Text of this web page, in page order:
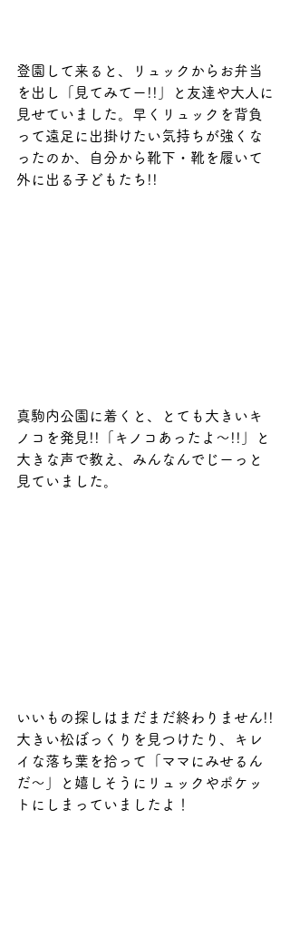
登園して来ると、リュックからお弁当
を出し「見てみてー!!」と友達や大人に
見せていました。早くリュックを背負
って遠足に出掛けたい気持ちが強くな
ったのか、自分から靴下・靴を履いて
外に出る子どもたち!!
真駒内公園に着くと、とても大きいキ
ノコを発見!!「キノコあったよ～!!」と
大きな声で教え、みんなんでじーっと
見ていました。
いいもの探しはまだまだ終わりません!!
大きい松ぼっくりを見つけたり、キレ
イな落ち葉を拾って「ママにみせるん
だ～」と嬉しそうにリュックやポケッ
トにしまっていましたよ！